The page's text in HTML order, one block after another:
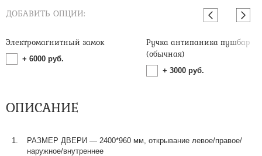
ДОБАВИТЬ ОПЦИИ:
Электромагнитный замок
+ 6000 руб.
Ручка антипаника пушбар
(обычная)
+ 3000 руб.
ОПИСАНИЕ
РАЗМЕР ДВЕРИ — 2400*960 мм, открывание левое/правое/
наружное/внутреннее